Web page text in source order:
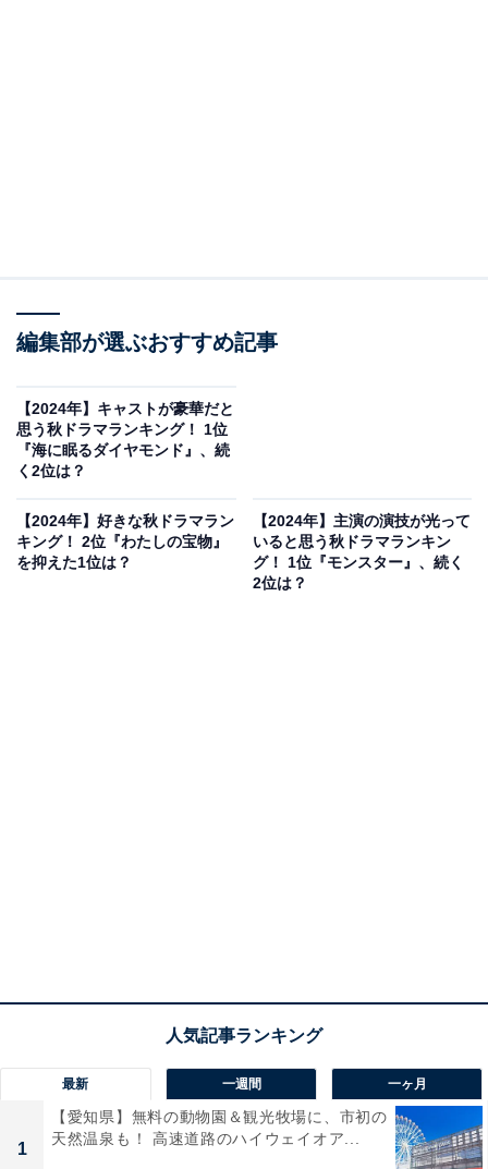
編集部が選ぶおすすめ記事
【2024年】キャストが豪華だと
思う秋ドラマランキング！ 1位
『海に眠るダイヤモンド』、続
く2位は？
【2024年】好きな秋ドラマラン
キング！ 2位『わたしの宝物』
を抑えた1位は？
【2024年】主演の演技が光って
いると思う秋ドラマランキン
グ！ 1位『モンスター』、続く
2位は？
最新 一週間 一ヶ月
1
【愛知県】無料の動物園＆観光牧場に、市初の
天然温泉も！ 高速道路のハイウェイオア...